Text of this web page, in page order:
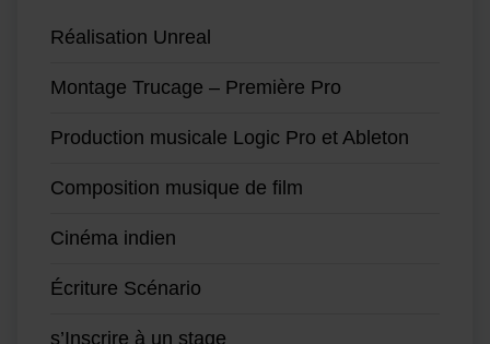
Réalisation Unreal
Montage Trucage – Première Pro
Production musicale Logic Pro et Ableton
Composition musique de film
Cinéma indien
Écriture Scénario
s’Inscrire à un stage